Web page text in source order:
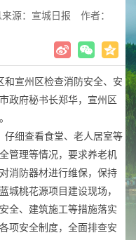
来源：宣城日报
作者：
宣州区检查消防安全、安
政府秘书长郑华，宣州区
细查看食堂、老人居室等
管理等情况，要求养老机
消防器材进行维保，保持
城桃花源项目建设现场，
全、建筑施工等措施落实
项安全制度，全面排查安